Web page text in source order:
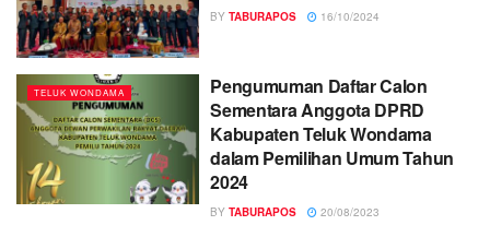
BY TABURAPOS 16/10/2024
TELUK WONDAMA
Pengumuman Daftar Calon
Sementara Anggota DPRD
Kabupaten Teluk Wondama
dalam Pemilihan Umum Tahun
2024
BY TABURAPOS 20/08/2023